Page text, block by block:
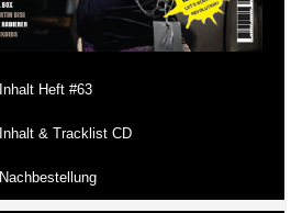
Inhalt Heft #63
Inhalt & Tracklist CD
Nachbestellung